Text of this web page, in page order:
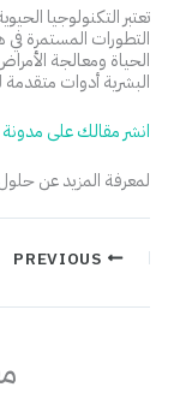
تعتبر التكنولوجيا
التطورات المستمرة
الحياة ومعالجة
البشرية أدوات
انشر مقالك على
لمعرفة المزيد عن